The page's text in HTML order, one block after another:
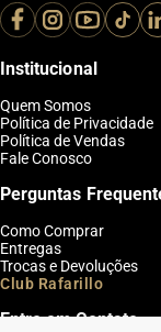
Institucional
Quem Somos
Política de Privacidade
Política de Vendas
Fale Conosco
Perguntas
Como Comprar
Entregas
Trocas e Devoluções
Club Rafarillo
Entre em Contato